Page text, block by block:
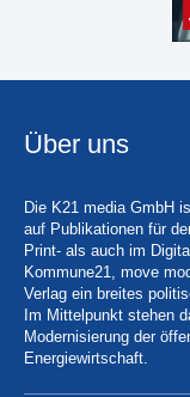
Über uns
Die K21 media GmbH
auf Publikationen für
Print- als auch im
Kommune21, move
Verlag ein breites
Im Mittelpunkt stehen
Modernisierung der
Energiewirtschaft.